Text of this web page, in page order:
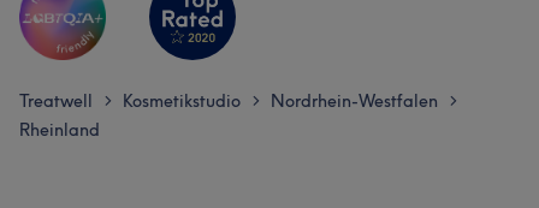
Treatwell > Kosmetikstudio > Nordrhein-Westfalen >
Rheinland